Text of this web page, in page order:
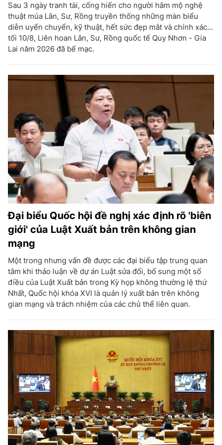
Sau 3 ngày tranh tài, cống hiến cho người hâm mộ nghệ
thuật múa Lân, Sư, Rồng truyền thống những màn biểu
diễn uyển chuyển, kỹ thuật, hết sức đẹp mắt và chính xác...
tối 10/8, Liên hoan Lân, Sư, Rồng quốc tế Quy Nhơn - Gia
Lai năm 2026 đã bế mạc.
Đại biểu Quốc hội đề nghị xác định rõ 'biên
giới' của Luật Xuất bản trên không gian
mạng
Một trong nhưng vấn đề được các đại biểu tập trung quan
tâm khi thảo luận về dự án Luật sửa đổi, bổ sung một số
điều của Luật Xuất bản trong Kỳ họp không thường lệ thứ
Nhất, Quốc hội khóa XVI là quản lý xuất bản trên không
gian mạng và trách nhiệm của các chủ thể liên quan.